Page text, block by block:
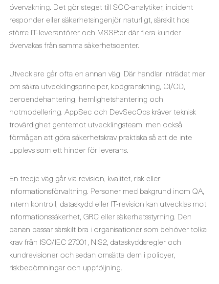
övervakning. Det gör steget till SOC-analytiker, incident
responder eller säkerhetsingenjör naturligt, särskilt hos
större IT-leverantörer och MSSP:er där flera kunder
övervakas från samma säkerhetscenter.
Utvecklare går ofta en annan väg. Där handlar inträdet mer
om säkra utvecklingsprinciper, kodgranskning, CI/CD,
beroendehantering, hemlighetshantering och
hotmodellering. AppSec och DevSecOps kräver teknisk
trovärdighet gentemot utvecklingsteam, men också
förmågan att göra säkerhetskrav praktiska så att de inte
upplevs som ett hinder för leverans.
En tredje väg går via revision, kvalitet, risk eller
informationsförvaltning. Personer med bakgrund inom QA,
intern kontroll, dataskydd eller IT-revision kan utvecklas mot
informationssäkerhet, GRC eller säkerhetsstyrning. Den
banan passar särskilt bra i organisationer som behöver tolka
krav från ISO/IEC 27001, NIS2, dataskyddsregler och
kundrevisioner och sedan omsätta dem i policyer,
riskbedömningar och uppföljning.